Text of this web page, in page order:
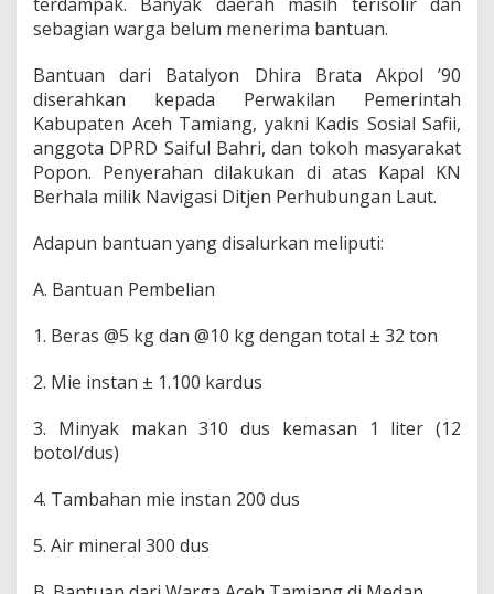
n
d
a
n
L
o
g
r
i
c
h
T
m
n
g
sebagian warga belum menerima bantuan.
Bantuan dari Batalyon Dhira Brata Akpol ’90
diserahkan kepada Perwakilan Pemerintah
Kabupaten Aceh Tamiang, yakni Kadis Sosial Safii,
anggota DPRD Saiful Bahri, dan tokoh masyarakat
Popon. Penyerahan dilakukan di atas Kapal KN
Berhala milik Navigasi Ditjen Perhubungan Laut.
Adapun bantuan yang disalurkan meliputi:
A. Bantuan Pembelian
1. Beras @5 kg dan @10 kg dengan total ± 32 ton
2. Mie instan ± 1.100 kardus
3. Minyak makan 310 dus kemasan 1 liter (12
botol/dus)
4. Tambahan mie instan 200 dus
5. Air mineral 300 dus